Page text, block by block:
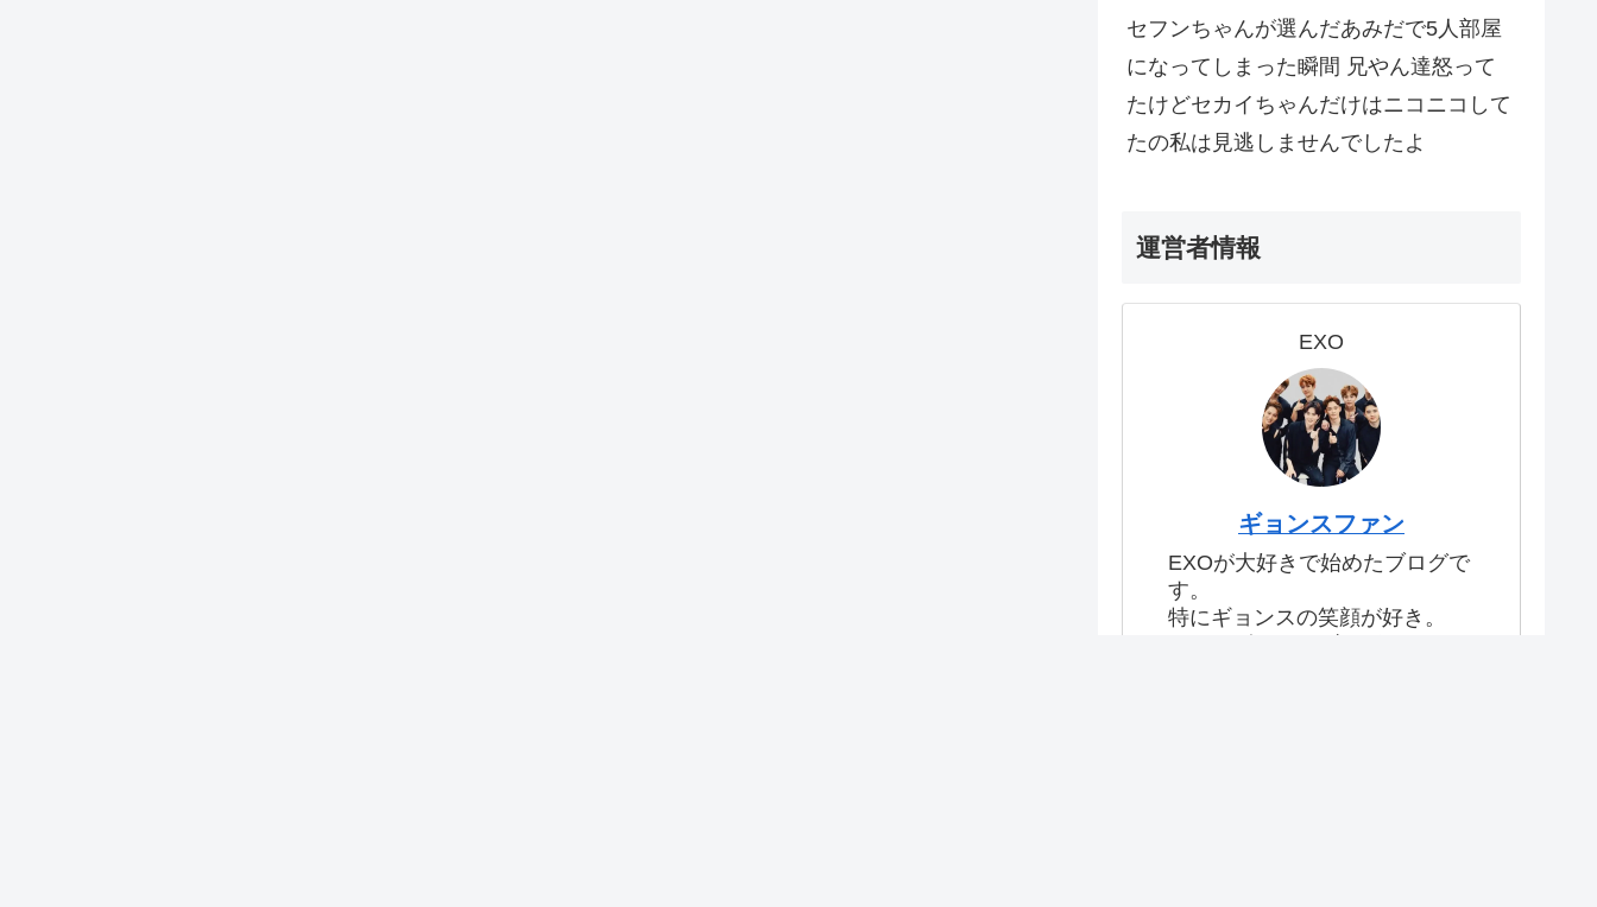
セフンちゃんが選んだあみだで5人部屋
になってしまった瞬間 兄やん達怒って
たけどセカイちゃんだけはニコニコして
たの私は見逃しませんでしたよ
運営者情報
EXO
ギョンスファン
EXOが大好きで始めたブログで
す。
特にギョンスの笑顔が好き。